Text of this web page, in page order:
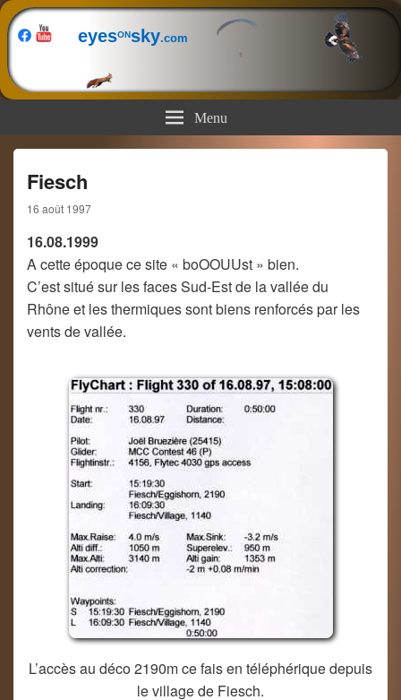
eyesONsky.com
Menu
Fiesch
16 août 1997
16.08.1999
A cette époque ce site « boOOUUst » bien.
C’est situé sur les faces Sud-Est de la vallée du
Rhône et les thermiques sont biens renforcés par les
vents de vallée.
L’accès au déco 2190m ce fais en téléphérique depuis
le village de Fiesch.